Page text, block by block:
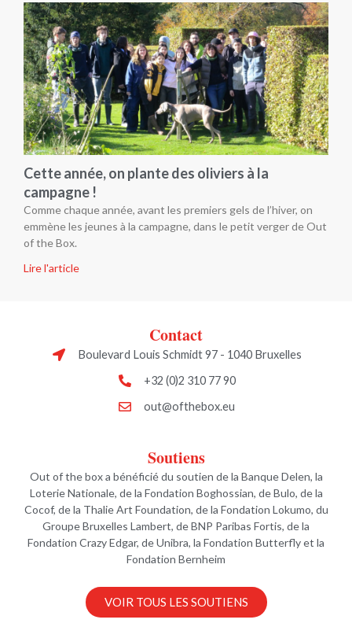
Cette année, on plante des oliviers à la
campagne !
Comme chaque année, avant les premiers gels de l’hiver, on
emmène les jeunes à la campagne, dans le petit verger de Out
of the Box.
Lire l'article
Contact
Boulevard Louis Schmidt 97 - 1040 Bruxelles
+32 (0)2 310 77 90
out@ofthebox.eu
Soutiens
Out of the box a bénéficié du soutien de la Banque Delen, la
Loterie Nationale, de la Fondation Boghossian, de Bulo, de la
Cocof, de la Thalie Art Foundation, de la Fondation Lokumo, du
Groupe Bruxelles Lambert, de BNP Paribas Fortis, de la
Fondation Crazy Edgar, de Unibra, la Fondation Butterfly et la
Fondation Bernheim
VOIR TOUS LES SOUTIENS